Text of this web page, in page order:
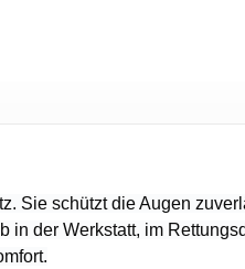
Sie schützt die Augen
in der Werkstatt, im